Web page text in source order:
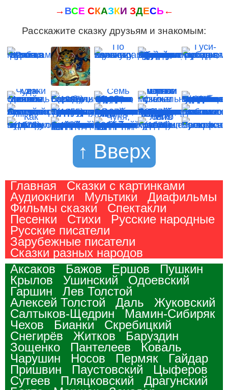
→ ВСЕ СКАЗКИ ЗДЕСЬ ←
Расскажите сказку друзьям и знакомым:
↑ Вверх
Главная
Сказки с картинками
Аудиокниги
Мультики
Диафильмы
Фильмы сказки
Спектакли
Песенки
Стихи
Русские народные
Русские писатели
Зарубежные писатели
Сказки разных народов
Аксаков
Бажов Ершов
Пушкин
Крылов
Ушинский
Одоевский
Гаршин
Лев Толстой
Алексей Толстой
Даль
Жуковский
Салтыков-Щедрин
Мамин-Сибиряк
Чехов
Бианки
Скребицкий
Снегирёв
Житков
Баруздин
Зощенко
Пантелеев
Коваль
Чарушин
Носов Пермяк
Гайдар
Пришвин
Паустовский
Цыферов
Сутеев
Пляцковский
Драгунский